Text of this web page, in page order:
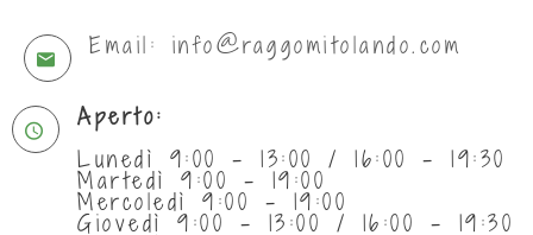
Email: info@raggomitolando.com
Aperto:
Lunedì 9:00 - 13:00 / 16:00 - 19:30
Martedì 9:00 - 19:00
Mercoledì 9:00 - 19:00
Giovedì 9:00 - 13:00 / 16:00 - 19:30